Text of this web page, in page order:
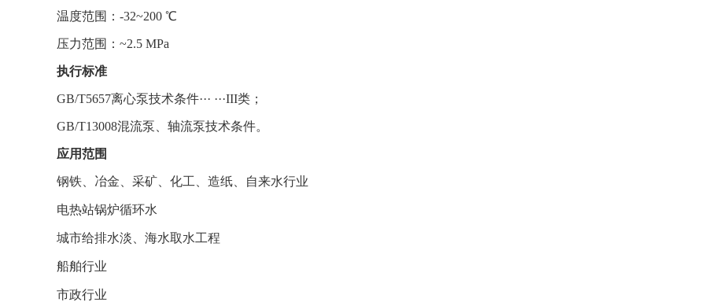
温度范围：-32~200 ℃
压力范围：~2.5 MPa
执行标准
GB/T5657离心泵技术条件··· ···III类；
GB/T13008混流泵、轴流泵技术条件。
应用范围
钢铁、冶金、采矿、化工、造纸、自来水行业
电热站锅炉循环水
城市给排水淡、海水取水工程
船舶行业
市政行业